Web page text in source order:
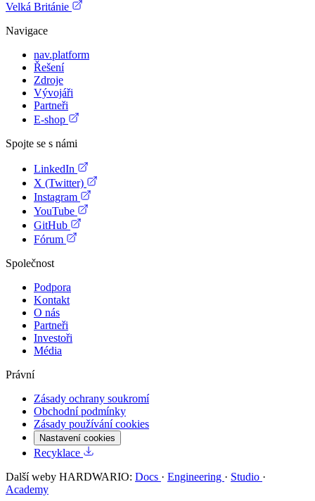
Velká Británie
Navigace
nav.platform
Řešení
Zdroje
Vývojáři
Partneři
E-shop
Spojte se s námi
LinkedIn
X (Twitter)
Instagram
YouTube
GitHub
Fórum
Společnost
Podpora
Kontakt
O nás
Partneři
Investoři
Média
Právní
Zásady ochrany soukromí
Obchodní podmínky
Zásady používání cookies
Nastavení cookies
Recyklace
Další weby HARDWARIO: Docs · Engineering · Studio ·
Academy